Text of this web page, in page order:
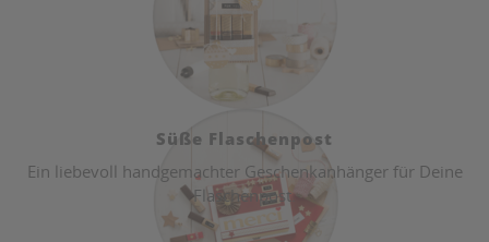
Süße Flaschenpost
Ein liebevoll handgemachter Geschenkanhänger für Deine
Flaschenpost.